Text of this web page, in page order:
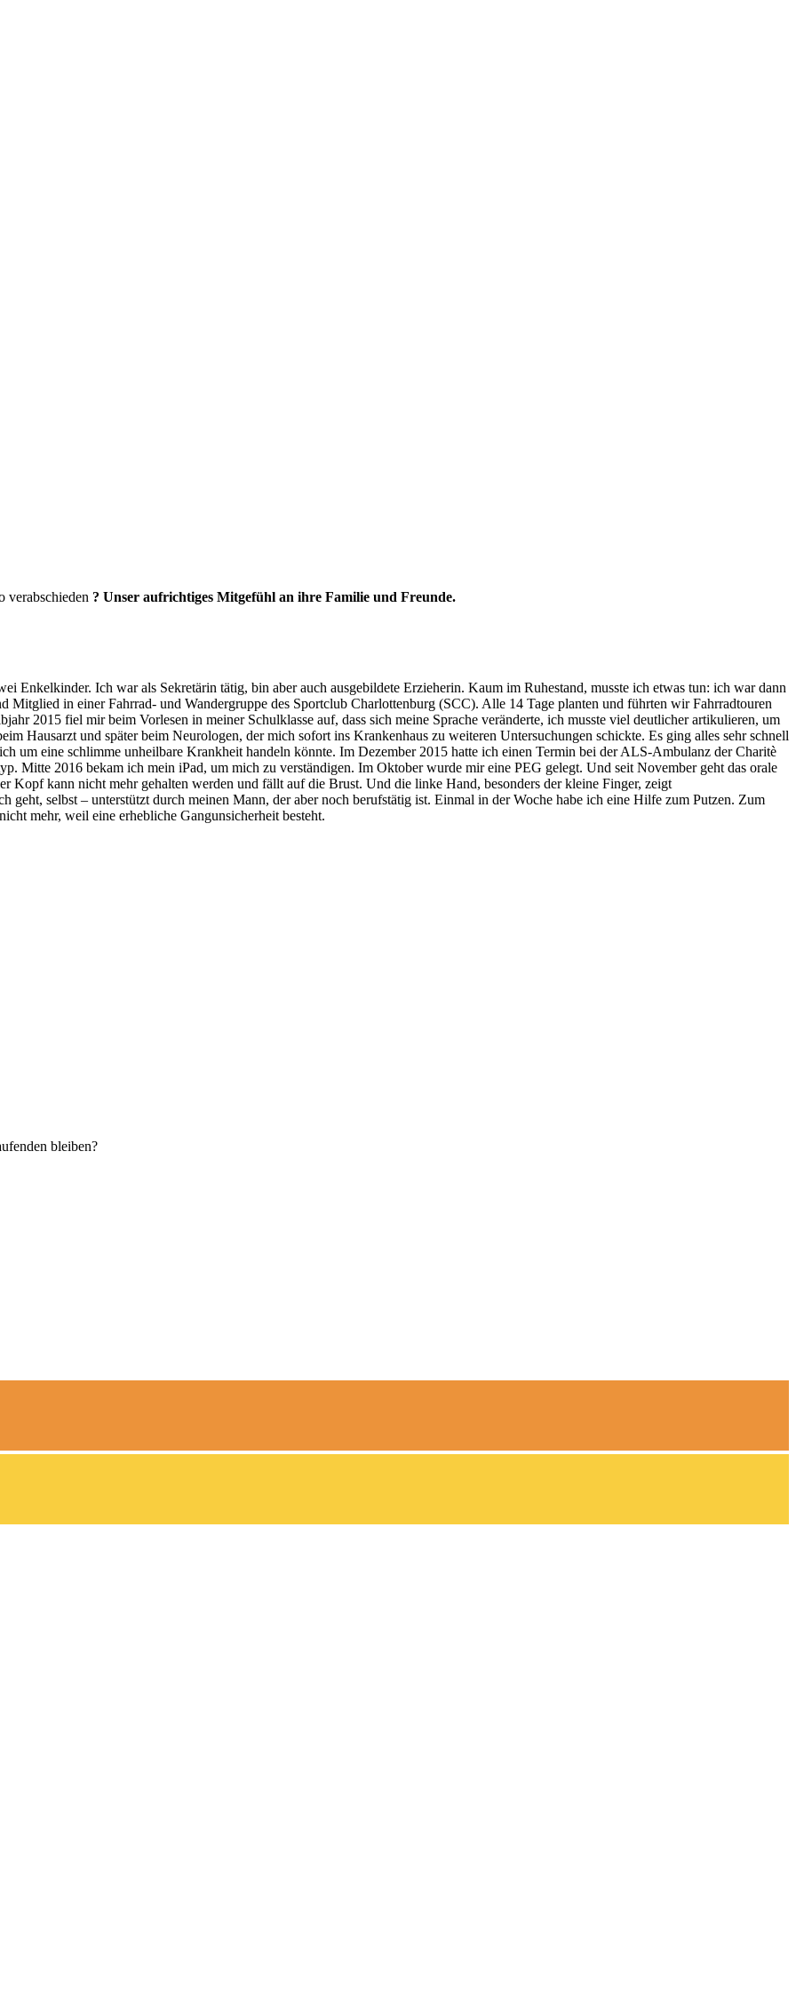
verabschieden ? Unser aufrichtiges Mitgefühl an ihre Familie und Freunde.
Enkelkinder. Ich war als Sekretärin tätig, bin aber auch ausgebildete Erzieherin. Kaum im Ruhestand, musste ich etwas tun: ich war dann
Mitglied in einer Fahrrad- und Wandergruppe des Sportclub Charlottenburg (SCC). Alle 14 Tage planten und führten wir Fahrradtouren
2015 fiel mir beim Vorlesen in meiner Schulklasse auf, dass sich meine Sprache veränderte, ich musste viel deutlicher artikulieren, um
Hausarzt und später beim Neurologen, der mich sofort ins Krankenhaus zu weiteren Untersuchungen schickte. Es ging alles sehr schnell
um eine schlimme unheilbare Krankheit handeln könnte. Im Dezember 2015 hatte ich einen Termin bei der ALS-Ambulanz der Charitè
Mitte 2016 bekam ich mein iPad, um mich zu verständigen. Im Oktober wurde mir eine PEG gelegt. Und seit November geht das orale
Kopf kann nicht mehr gehalten werden und fällt auf die Brust. Und die linke Hand, besonders der kleine Finger, zeigt
geht, selbst – unterstützt durch meinen Mann, der aber noch berufstätig ist. Einmal in der Woche habe ich eine Hilfe zum Putzen. Zum
mehr, weil eine erhebliche Gangunsicherheit besteht.
bleiben?